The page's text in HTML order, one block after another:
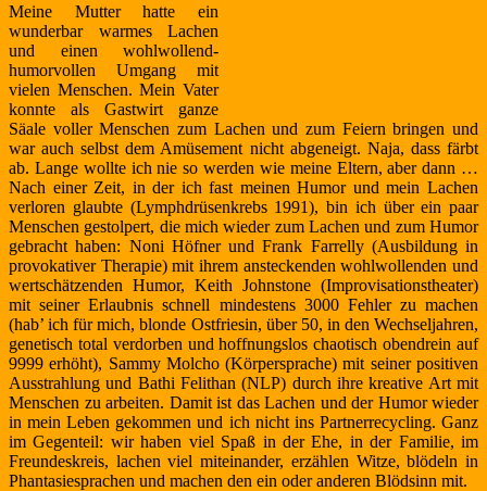
Meine Mutter hatte ein
wunderbar warmes Lachen
und einen wohlwollend-
humorvollen Umgang mit
vielen Menschen. Mein Vater
konnte als Gastwirt ganze
Säale voller Menschen zum Lachen und zum Feiern bringen und
war auch selbst dem Amüsement nicht abgeneigt. Naja, dass färbt
ab. Lange wollte ich nie so werden wie meine Eltern, aber dann …
Nach einer Zeit, in der ich fast meinen Humor und mein Lachen
verloren glaubte (Lymphdrüsenkrebs 1991), bin ich über ein paar
Menschen gestolpert, die mich wieder zum Lachen und zum Humor
gebracht haben: Noni Höfner und Frank Farrelly (Ausbildung in
provokativer Therapie) mit ihrem ansteckenden wohlwollenden und
wertschätzenden Humor, Keith Johnstone (Improvisationstheater)
mit seiner Erlaubnis schnell mindestens 3000 Fehler zu machen
(hab’ ich für mich, blonde Ostfriesin, über 50, in den Wechseljahren,
genetisch total verdorben und hoffnungslos chaotisch obendrein auf
9999 erhöht), Sammy Molcho (Körpersprache) mit seiner positiven
Ausstrahlung und Bathi Felithan (NLP) durch ihre kreative Art mit
Menschen zu arbeiten. Damit ist das Lachen und der Humor wieder
in mein Leben gekommen und ich nicht ins Partnerrecycling. Ganz
im Gegenteil: wir haben viel Spaß in der Ehe, in der Familie, im
Freundeskreis, lachen viel miteinander, erzählen Witze, blödeln in
Phantasiesprachen und machen den ein oder anderen Blödsinn mit.